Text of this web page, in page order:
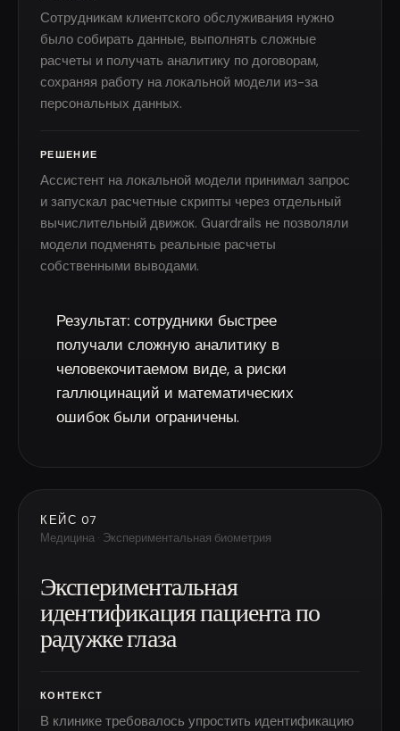
Сотрудникам клиентского обслуживания нужно
было собирать данные, выполнять сложные
расчеты и получать аналитику по договорам,
сохраняя работу на локальной модели из-за
персональных данных.
РЕШЕНИЕ
Ассистент на локальной модели принимал запрос
и запускал расчетные скрипты через отдельный
вычислительный движок. Guardrails не позволяли
модели подменять реальные расчеты
собственными выводами.
Результат: сотрудники быстрее
получали сложную аналитику в
человекочитаемом виде, а риски
галлюцинаций и математических
ошибок были ограничены.
КЕЙС 07
Медицина · Экспериментальная биометрия
Экспериментальная
идентификация пациента по
радужке глаза
КОНТЕКСТ
В клинике требовалось упростить идентификацию